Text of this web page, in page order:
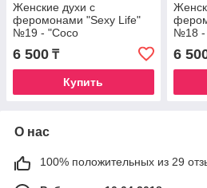
Женские духи с
феромонами "Sexy Life"
№19 - "Coco
Mademoiselle", 10мл
6 500 ₸
Купить
№18 -
6
О нас
100% положительных из 29